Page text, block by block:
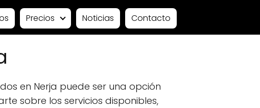
Precios Noticias Contacto
en Nerja puede ser una opción
sobre los servicios disponibles,